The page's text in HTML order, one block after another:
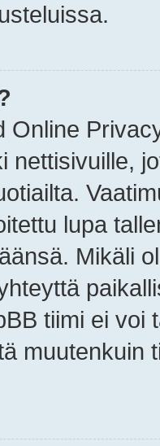
Online
nettisivuille,
lupa
Mikäli
tiimi ei
muutenkuin